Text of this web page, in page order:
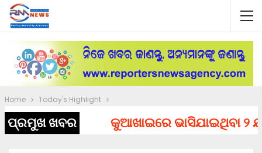
Home Today's Highlight
ପ୍ରମୁଖ ଖବର କୁଆଖାଇରେ ଭାସିଯାଇଥିବା ୨